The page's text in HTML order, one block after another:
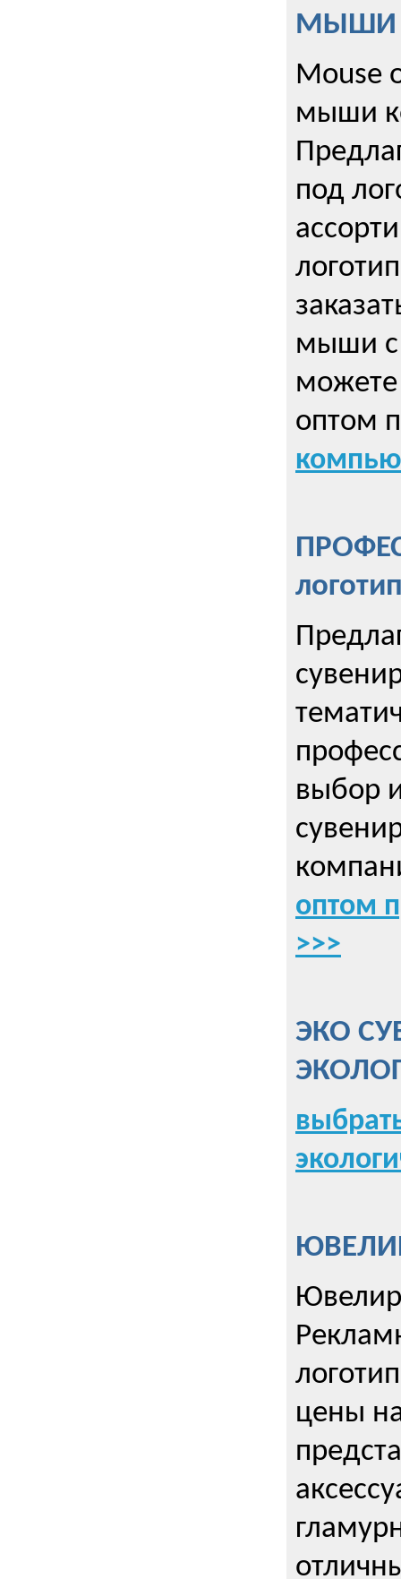
МЫШИ
Mouse
мыши
под
мыши с
можете
оптом
выбор
оптом
>>>
ЭКО
цены